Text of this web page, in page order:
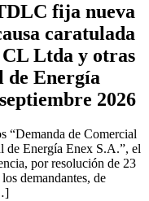
fija nueva
caratulada
Ltda y otras
de Energía
2026
“Demanda de Comercial
de Energía Enex S.A.”, el
por resolución de 23
demandantes, de